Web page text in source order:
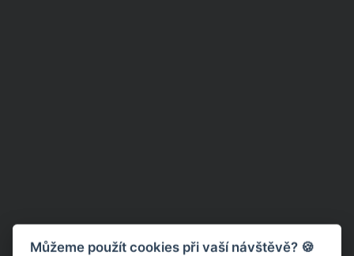
Můžeme použít cookies při vaší návštěvě? 🍪